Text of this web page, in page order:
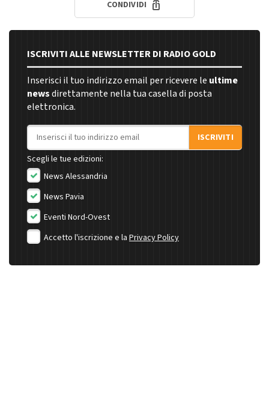
CONDIVIDI
ISCRIVITI ALLE NEWSLETTER DI RADIO GOLD
Inserisci il tuo indirizzo email per ricevere le ultime
newsdirettamente nella tua casella di posta
elettronica.
Indirizzo email
ISCRIVITI
Scegli le tue edizioni:
News Alessandria
News Pavia
Eventi Nord-Ovest
Accetto l'iscrizione e la Privacy Policy